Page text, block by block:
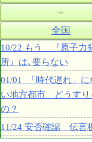
－
全国
10/22 もう 『原子力
所』は､要らない
01/01 「時代遅れ」に
い地方都市 どうすり
の？
11/24 安否確認 伝言